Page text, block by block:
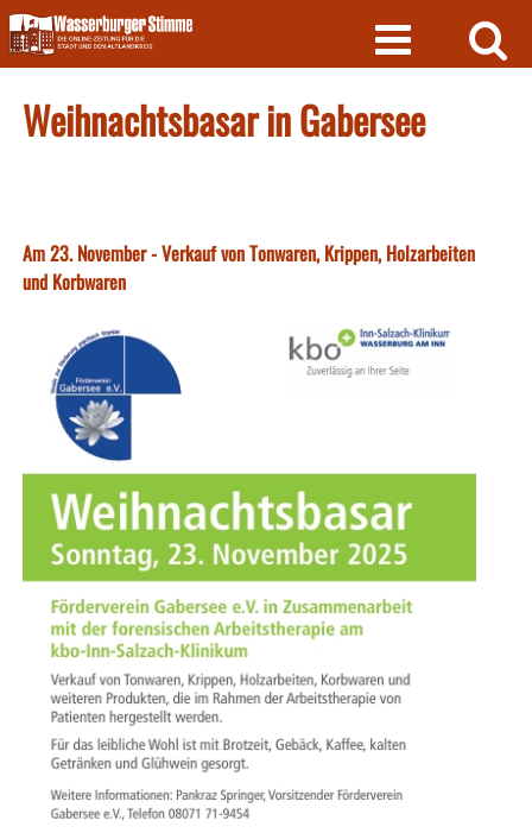
Skip
to
content
Weihnachtsbasar in Gabersee
Am 23. November - Verkauf von Tonwaren, Krippen, Holzarbeiten
und Korbwaren